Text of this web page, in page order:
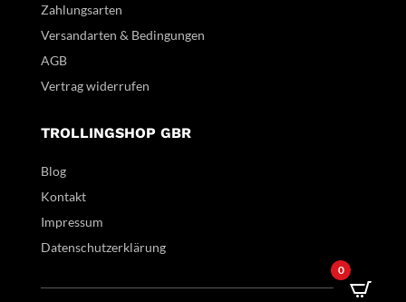
Zahlungsarten
Versandarten & Bedingungen
AGB
Vertrag widerrufen
TROLLINGSHOP GBR
Blog
Kontakt
Impressum
Datenschutzerklärung
0